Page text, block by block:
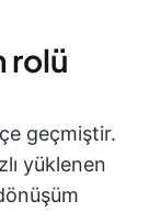
rolü
geçmiştir.
yüklenen